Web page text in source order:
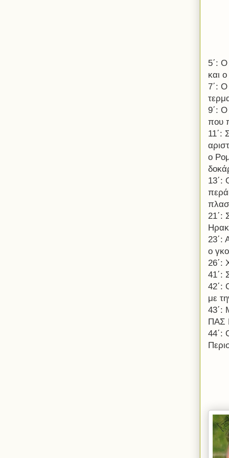
5΄: Ο
και
7΄:
9΄: Ο
που
11΄:
ο
13΄:
21΄:
23΄:
ο
26΄:
41΄:
42΄:
με
43΄:
ΠΑΣ
44΄: